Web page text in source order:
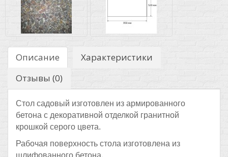
Описание
Характеристики
Отзывы (0)
Стол садовый изготовлен из армированного
бетона с декоративной отделкой гранитной
крошкой серого цвета.
Рабочая поверхность стола изготовлена из
шлифованного бетона.